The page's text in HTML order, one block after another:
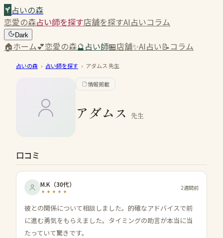
占いの森
恋愛の森占い師を探す店舗を探すAI占いコラム
Dark
🏠ホーム💕恋愛の森🔮占い師🏪店舗✨AI占い📝コラム
占いの森 › 占い師を探す › アダムス 先生
情報掲載
アダムス 先生
口コミ
M.K （30代） 2週間前
彼との関係について相談しました。的確なアドバイスで前
に進む勇気をもらえました。タイミングの助言が本当に当
たっていて驚きです。